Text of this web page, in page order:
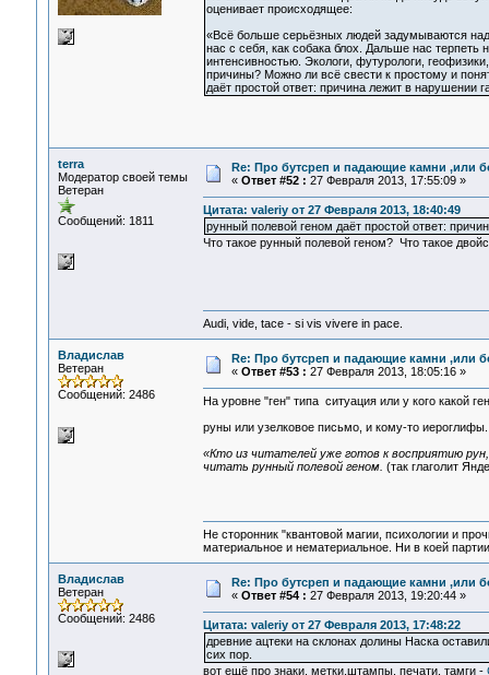
оценивает происходящее:
«Всё больше серьёзных людей задумываются
нас с себя, как собака блох. Дальше нас
интенсивностью. Экологи, футурологи,
причины? Можно ли всё свести к простому и
даёт простой ответ: причина лежит в нарушении
terra
Модератор своей темы
Ветеран
Сообщений: 1811
Re: Про бутсреп и падающие камни ,или
« Ответ #52 : 27 Февраля 2013, 17:55:09 »
Цитата: valeriy от 27 Февраля 2013, 18:40:49
рунный полевой геном даёт простой ответ:
Что такое рунный полевой геном? Что такое
Audi, vide, tace - si vis vivere in pace.
Владислав
Ветеран
Сообщений: 2486
Re: Про бутсреп и падающие камни ,или
« Ответ #53 : 27 Февраля 2013, 18:05:16 »
На уровне "ген" типа ситуация или у кого какой
руны или узелковое письмо, и кому-то
«Кто из читателей уже готов к восприятию
читать рунный полевой геном. (так глаголит
Не сторонник "квантовой магии, психологии и
материальное и нематериальное. Ни в коей
Владислав
Ветеран
Сообщений: 2486
Re: Про бутсреп и падающие камни ,или
« Ответ #54 : 27 Февраля 2013, 19:20:44 »
Цитата: valeriy от 27 Февраля 2013, 17:48:22
древние ацтеки на склонах долины Наска
сих пор.
вот ещё про знаки, метки,штампы, печати, тамги -